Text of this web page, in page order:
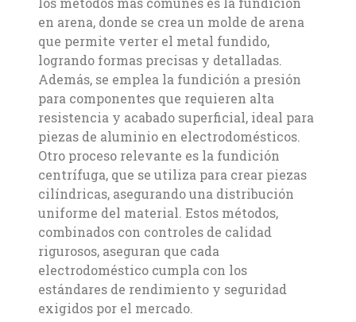
en arena, donde se crea un molde de arena
que permite verter el metal fundido,
logrando formas precisas y detalladas.
Además, se emplea la fundición a presión
para componentes que requieren alta
resistencia y acabado superficial, ideal para
piezas de aluminio en electrodomésticos.
Otro proceso relevante es la fundición
centrífuga, que se utiliza para crear piezas
cilíndricas, asegurando una distribución
uniforme del material. Estos métodos,
combinados con controles de calidad
rigurosos, aseguran que cada
electrodoméstico cumpla con los
estándares de rendimiento y seguridad
exigidos por el mercado.